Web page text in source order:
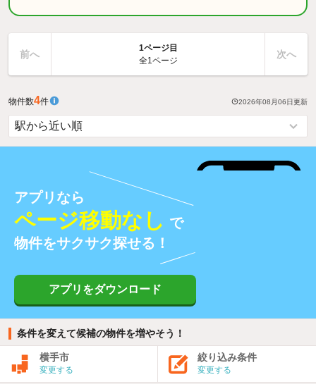
前へ
1ページ目
全1ページ
次へ
物件数4件 2026年08月06日更新
アプリなら
ページ移動なし で
物件をサクサク探せる！
アプリをダウンロード
条件を変えて候補の物件を増やそう！
横手市
変更する
絞り込み条件
変更する